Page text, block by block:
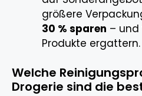
größere
30 % sparen –
Produkte ergattern.
Welche
Drogerie sind die